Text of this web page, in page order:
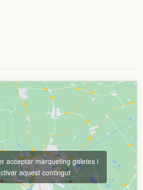
acceptar màrqueting galetes i
aquest contingut